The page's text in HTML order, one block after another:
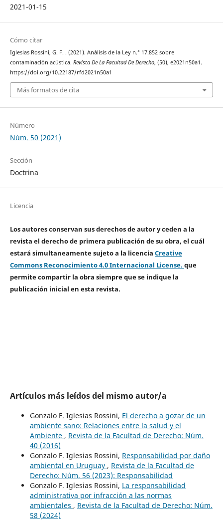
2021-01-15
Cómo citar
Iglesias Rossini, G. F. . (2021). Análisis de la Ley n.° 17.852 sobre
contaminación acústica. Revista De La Facultad De Derecho, (50), e2021n50a1.
https://doi.org/10.22187/rfd2021n50a1
Más formatos de cita
Número
Núm. 50 (2021)
Sección
Doctrina
Licencia
Los autores conservan sus derechos de autor y ceden a la
revista el derecho de primera publicación de su obra, el cuál
estará simultaneamente sujeto a la licencia Creative
Commons Reconocimiento 4.0 Internacional License. que
permite compartir la obra siempre que se indique la
publicación inicial en esta revista.
Artículos más leídos del mismo autor/a
Gonzalo F. Iglesias Rossini, El derecho a gozar de un
ambiente sano: Relaciones entre la salud y el
Ambiente , Revista de la Facultad de Derecho: Núm.
40 (2016)
Gonzalo F. Iglesias Rossini, Responsabilidad por daño
ambiental en Uruguay , Revista de la Facultad de
Derecho: Núm. 56 (2023): Responsabilidad
Gonzalo F. Iglesias Rossini, La responsabilidad
administrativa por infracción a las normas
ambientales , Revista de la Facultad de Derecho: Núm.
58 (2024)